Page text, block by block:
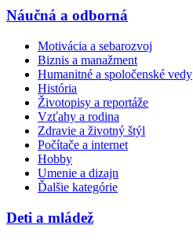
Náučná a odborná
Motivácia a sebarozvoj
Biznis a manažment
Humanitné a spoločenské vedy
História
Životopisy a reportáže
Vzťahy a rodina
Zdravie a životný štýl
Počítače a internet
Hobby
Umenie a dizajn
Ďalšie kategórie
Deti a mládež